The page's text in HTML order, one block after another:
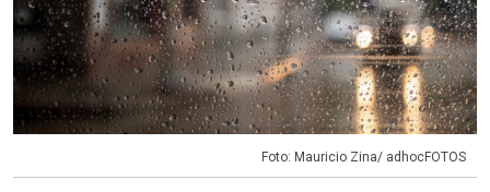
Foto: Mauricio Zina/ adhocFOTOS